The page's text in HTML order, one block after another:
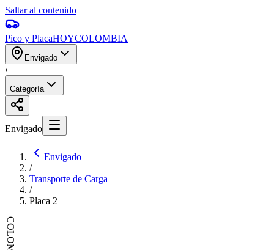
Saltar al contenido
Pico y PlacaHOYCOLOMBIA
Envigado
›
Categoría
Envigado
Envigado
/
Transporte de Carga
/
Placa 2